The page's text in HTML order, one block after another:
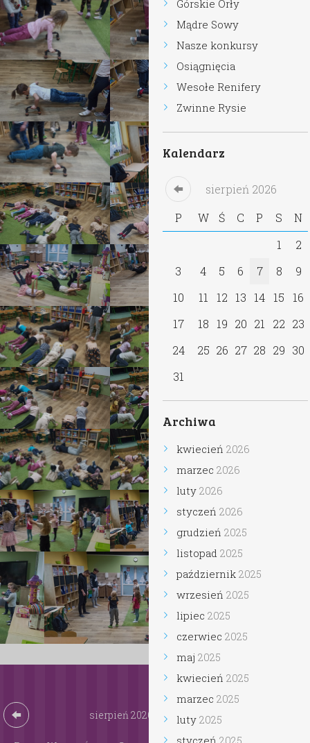
sierpień2026
Górskie Orły
Mądre Sowy
Nasze konkursy
Osiągnięcia
Wesołe Renifery
Zwinne Rysie
Kalendarz
sierpień2026
Ś
12 13 14 15
16
19 20 21 22
23
26 27 28 29
30
Archiwa
kwiecień2026
marzec2026
luty2026
styczeń2026
grudzień2025
listopad2025
październik2025
wrzesień2025
lipiec2025
czerwiec2025
maj2025
kwiecień2025
marzec2025
luty2025
styczeń2025